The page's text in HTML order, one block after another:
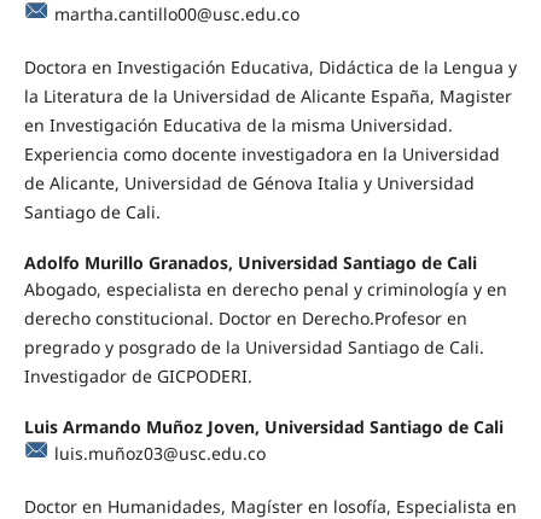
martha.cantillo00@usc.edu.co
Doctora en Investigación Educativa, Didáctica de la Lengua y
la Literatura de la Universidad de Alicante España, Magister
en Investigación Educativa de la misma Universidad.
Experiencia como docente investigadora en la Universidad
de Alicante, Universidad de Génova Italia y Universidad
Santiago de Cali.
Adolfo Murillo Granados, Universidad Santiago de Cali
Abogado, especialista en derecho penal y criminología y en
derecho constitucional. Doctor en Derecho.Profesor en
pregrado y posgrado de la Universidad Santiago de Cali.
Investigador de GICPODERI.
Luis Armando Muñoz Joven, Universidad Santiago de Cali
luis.muñoz03@usc.edu.co
Doctor en Humanidades, Magíster en losofía, Especialista en